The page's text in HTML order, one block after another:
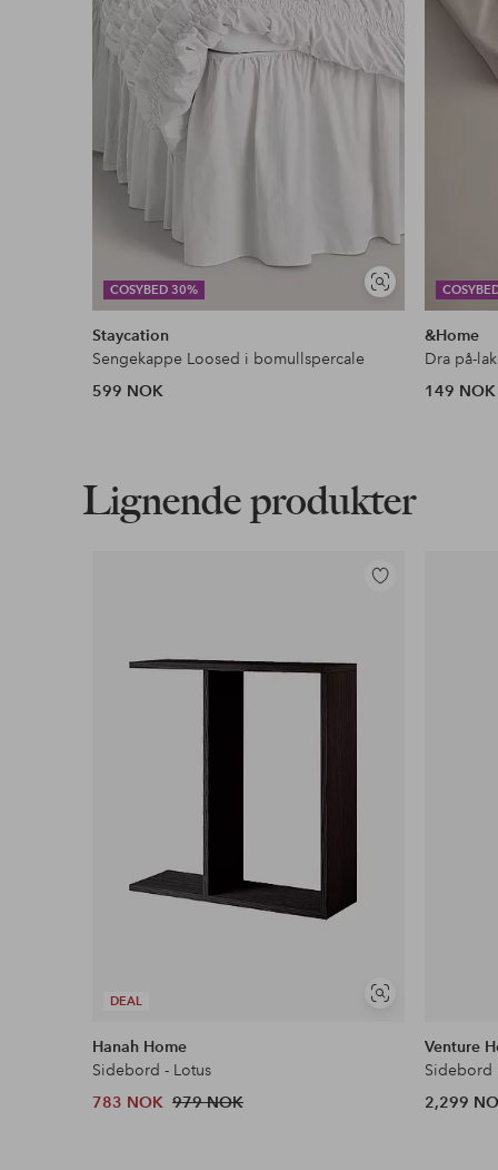
Fri frakt
Gjelder for normalpakke over 599 kr
Les mer
Faktura & Konto
Våre mest fordelaktige betalingsmåter
Les mer
COSYBED 30%
Vis
lignende
Staycation
Sengekappe Loosed i bomullspercale
599 NOK
&Home
Dra på-
149 NOK
Lignende produkter
DEAL
Vis
Legg
Hanah Home
Sidebord - Lotus
783 NOK 979 NOK
Venture
Sidebord
2,299